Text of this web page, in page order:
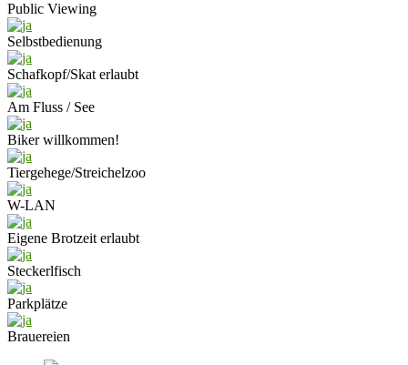
Public Viewing
Selbstbedienung
Schafkopf/Skat erlaubt
Am Fluss / See
Biker willkommen!
Tiergehege/Streichelzoo
W-LAN
Eigene Brotzeit erlaubt
Steckerlfisch
Parkplätze
Brauereien